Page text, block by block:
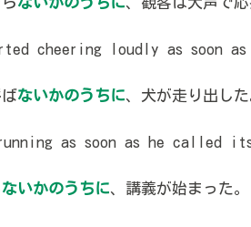
cheering loudly as soon as
ないかのうちに、犬が走り出した
as soon as he called its
ないかのうちに、講義が始まった。